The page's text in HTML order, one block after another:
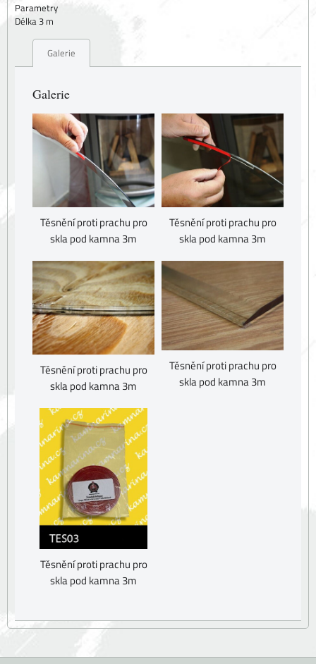
Parametry
Délka 3 m
Galerie
Galerie
Těsnění proti prachu pro
skla pod kamna 3m
Těsnění proti prachu pro
skla pod kamna 3m
Těsnění proti prachu pro
skla pod kamna 3m
Těsnění proti prachu pro
skla pod kamna 3m
Těsnění proti prachu pro
skla pod kamna 3m